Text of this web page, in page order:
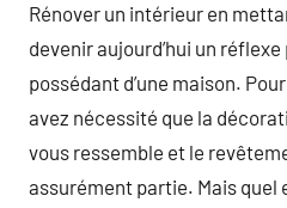
Rénover un intérieur en
devenir aujourd’hui un
possédant d’une maison.
avez nécessité que la
vous ressemble et le
assurément partie. Mais quel